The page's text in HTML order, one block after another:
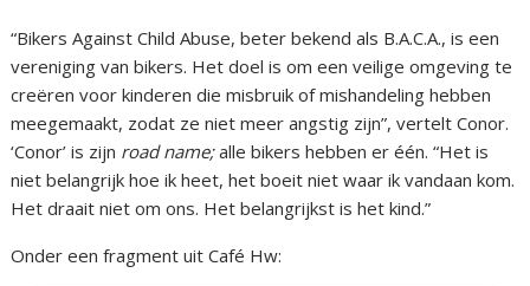
“Bikers Against Child Abuse, beter bekend als B.A.C.A., is een
vereniging van bikers. Het doel is om een veilige omgeving te
creëren voor kinderen die misbruik of mishandeling hebben
meegemaakt, zodat ze niet meer angstig zijn”, vertelt Conor.
‘Conor’ is zijn road name;alle bikers hebben er één. “Het is
niet belangrijk hoe ik heet, het boeit niet waar ik vandaan kom.
Het draait niet om ons. Het belangrijkst is het kind.”
Onder een fragment uit Café Hw: